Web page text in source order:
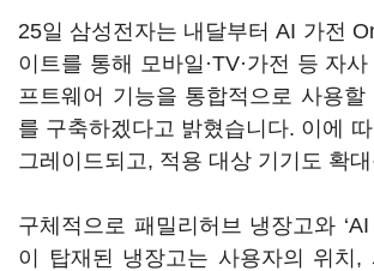
25일 삼성전자는 내달부터 AI 가전
이트를 통해 모바일·TV·가전 등 자
프트웨어 기능을 통합적으로 사용할
를 구축하겠다고 밝혔습니다. 이에
그레이드되고, 적용 대상 기기도 확
구체적으로 패밀리허브 냉장고와 ‘AI
이 탑재된 냉장고는 사용자의 위치,